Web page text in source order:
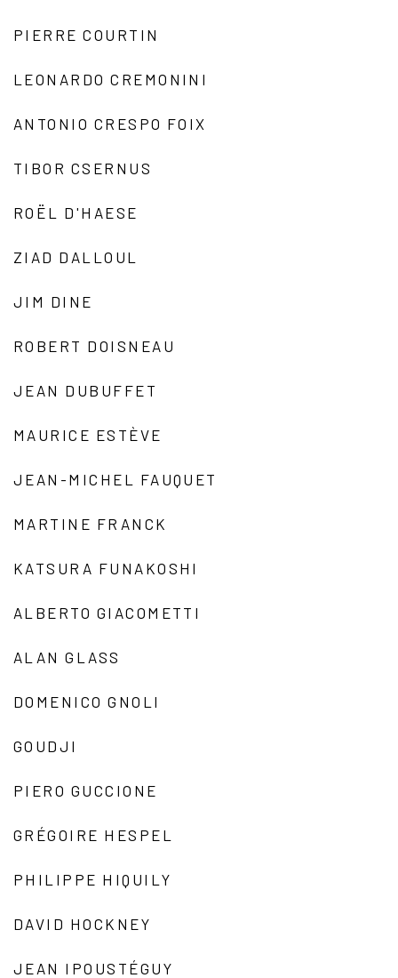
PIERRE COURTIN
LEONARDO CREMONINI
ANTONIO CRESPO FOIX
TIBOR CSERNUS
ROËL D'HAESE
ZIAD DALLOUL
JIM DINE
ROBERT DOISNEAU
JEAN DUBUFFET
MAURICE ESTÈVE
JEAN-MICHEL FAUQUET
MARTINE FRANCK
KATSURA FUNAKOSHI
ALBERTO GIACOMETTI
ALAN GLASS
DOMENICO GNOLI
GOUDJI
PIERO GUCCIONE
GRÉGOIRE HESPEL
PHILIPPE HIQUILY
DAVID HOCKNEY
JEAN IPOUSTÉGUY